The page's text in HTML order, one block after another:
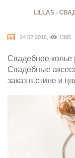
LILLAS -
24.02.2016, 1395
Свадебное колье
Свадебные
заказ в стиле и